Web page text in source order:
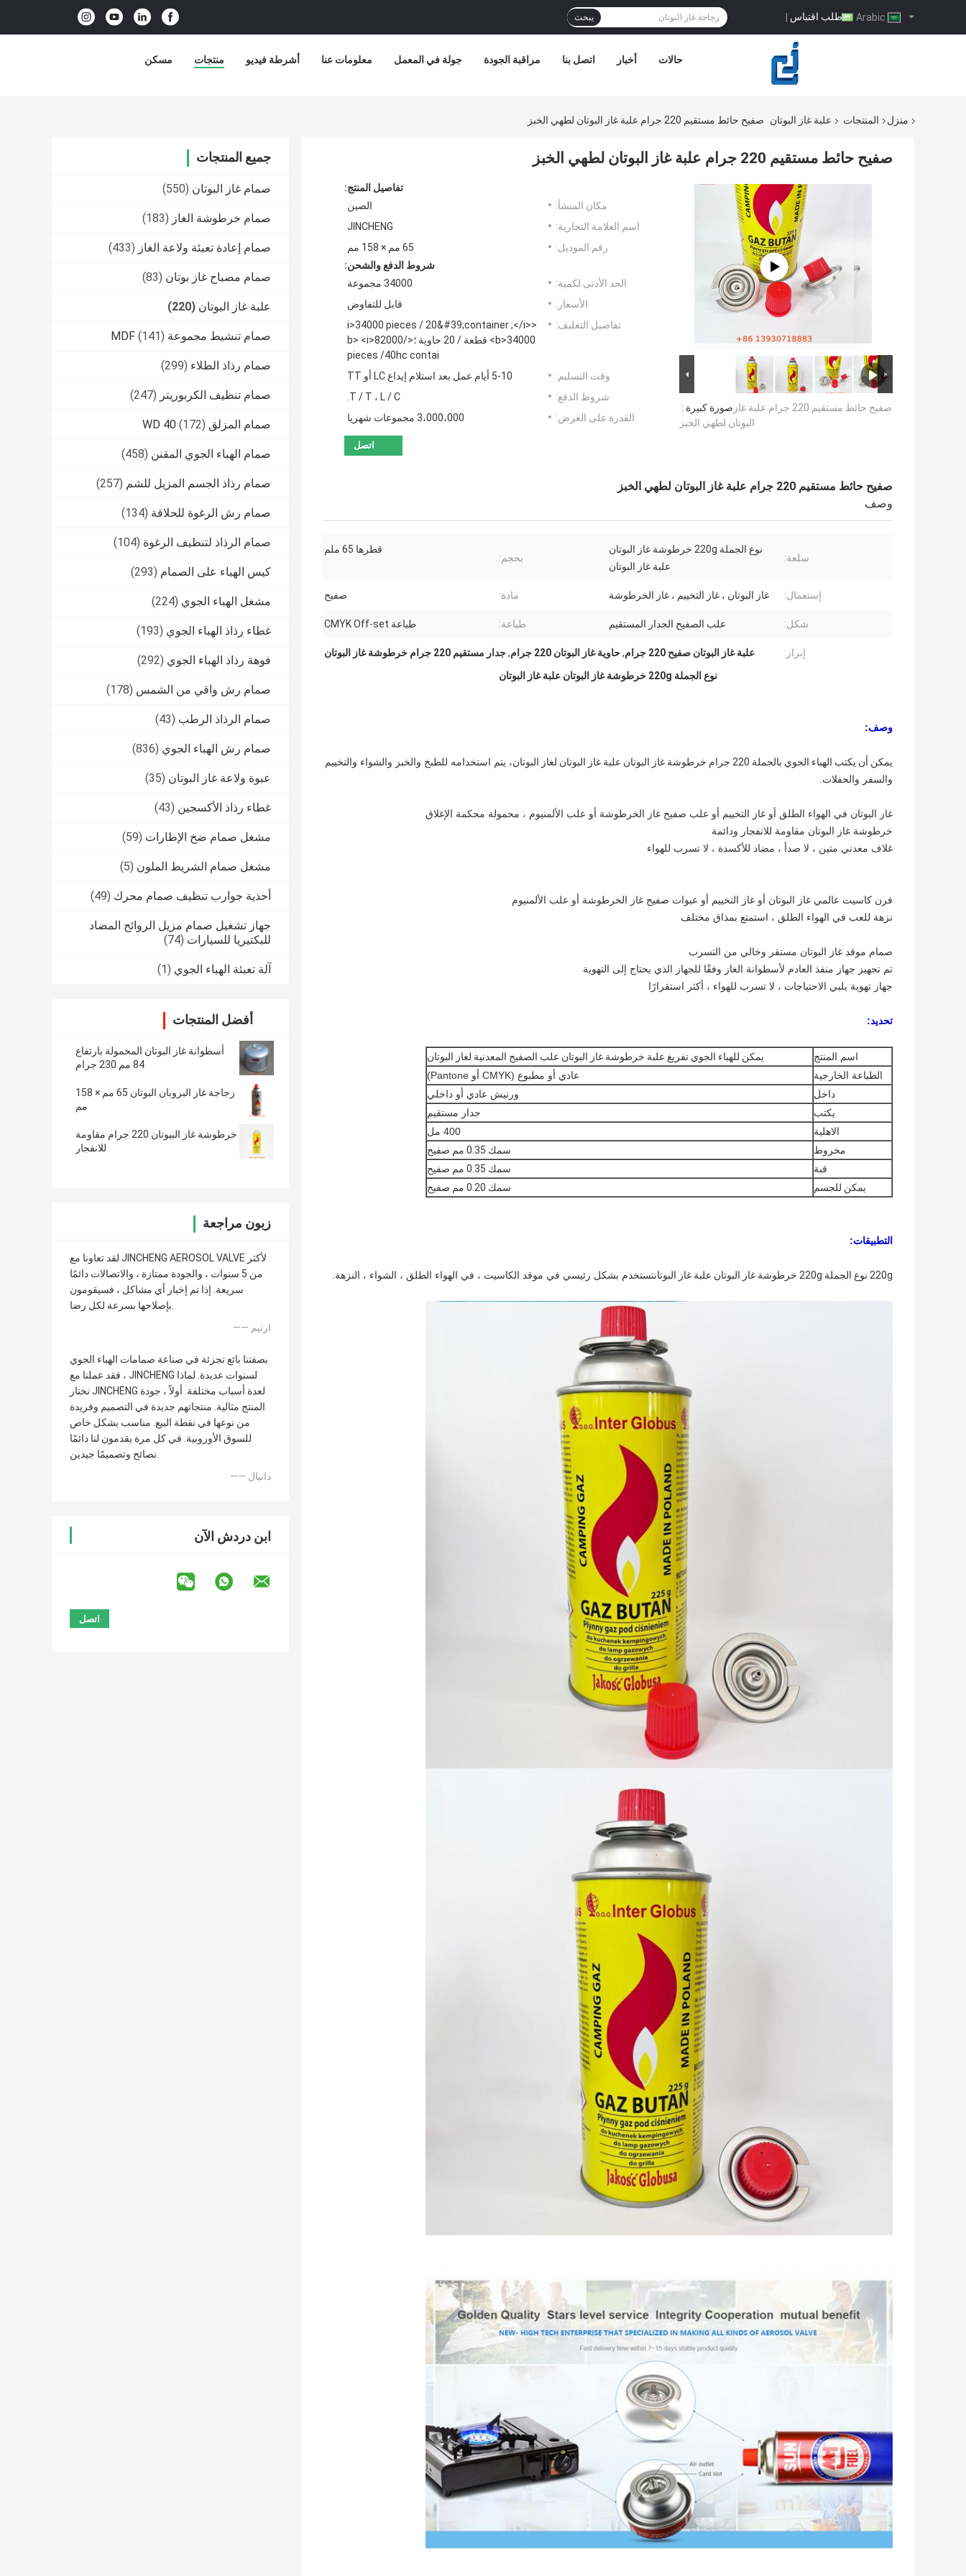
طلب اقتباس | يبحث
مسكن منتجات أشرطة فيديو معلومات عنا جولة في المعمل مراقبة الجودة اتصل بنا أخبار حالات
منزل المنتجات علبة غاز البوتان صفيح حائط مستقيم 220 جرام علبة غاز البوتان لطهي الخبز
جميع المنتجات
صمام غاز البوتان (550)
صمام خرطوشة الغاز (183)
صمام إعادة تعبئة ولاعة الغاز (433)
صمام مصباح غاز بوتان (83)
علبة غاز البوتان (220)
صمام تنشيط مجموعة MDF (141)
صمام رذاذ الطلاء (299)
صمام تنظيف الكربوريتر (247)
صمام المزلق WD 40 (172)
صمام الهباء الجوي المقنن (458)
صمام رذاذ الجسم المزيل للشم (257)
صمام رش الرغوة للحلاقة (134)
صمام الرذاذ لتنظيف الرغوة (104)
كيس الهباء على الصمام (293)
مشغل الهباء الجوي (224)
غطاء رذاذ الهباء الجوي (193)
فوهة رذاذ الهباء الجوي (292)
صمام رش واقي من الشمس (178)
صمام الرذاذ الرطب (43)
صمام رش الهباء الجوي (836)
عبوة ولاعة غاز البوتان (35)
غطاء رذاذ الأكسجين (43)
مشغل صمام ضخ الإطارات (59)
مشغل صمام الشريط الملون (5)
أحذية جوارب تنظيف صمام محرك (49)
جهاز تشغيل صمام مزيل الروائح المضاد
للبكتيريا للسيارات (74)
آلة تعبئة الهباء الجوي (1)
أفضل المنتجات
أسطوانة غاز البوتان المحمولة بارتفاع
84 مم 230 جرام
زجاجة غاز البروبان البوتان 65 مم × 158
مم
خرطوشة غاز البيوتان 220 جرام مقاومة
للانفجار
زبون مراجعة
لقد تعاونا مع JINCHENG AEROSOL VALVE لأكثر
من 5 سنوات ، والجودة ممتازة ، والاتصالات دائمًا
سريعة. إذا تم إخبار أي مشاكل ، فسيقومون
بإصلاحها بسرعة لكل رضا.
—— ارتيم
بصفتنا بائع تجزئة في صناعة صمامات الهباء الجوي
، فقد عملنا مع JINCHENG لسنوات عديدة. لماذا
نختار JINCHENG لعدة أسباب مختلفة. أولاً ، جودة
المنتج مثالية. منتجاتهم جديدة في التصميم وفريدة
من نوعها في نقطة البيع. مناسب بشكل خاص
للسوق الأوروبية. في كل مرة يقدمون لنا دائمًا
نصائح وتصميمًا جيدين.
—— دانيال
ابن دردش الآن
صفيح حائط مستقيم 220 جرام علبة غاز البوتان لطهي الخبز
صورة كبيرة : صفيح حائط مستقيم 220 جرام علبة غاز
البوتان لطهي الخبز
تفاصيل المنتج:
مكان المنشأ:
الصين
اسم العلامة التجارية:
JINCHENG
رقم الموديل:
65 مم × 158 مم
شروط الدفع والشحن:
الحد الأدنى لكمية:
34000 مجموعة
الأسعار:
قابل للتفاوض
تفاصيل التغليف:
<i>34000 pieces / 20&#39;container ;</i>
<b>34000 قطعة / 20 حاوية ؛</b> <i>82000
pieces /40hc contai
وقت التسليم:
5-10 أيام عمل بعد استلام إيداع LC أو TT
شروط الدفع:
T / T ، L / C.
القدرة على العرض:
3،000،000 مجموعات شهريا
اتصل
صفيح حائط مستقيم 220 جرام علبة غاز البوتان لطهي الخبز
وصف
سلعة:
نوع الجملة 220g خرطوشة غاز البوتان
علبة غاز البوتان
بحجم:
قطرها 65 ملم
إستعمال: غاز البوتان ، غاز التخييم ، غاز الخرطوشة مادة: صفيح
شكل: علب الصفيح الجدار المستقيم طباعة: طباعة CMYK Off-set
إبراز: علبة غاز البوتان صفيح 220 جرام ,حاوية غاز البوتان 220 جرام ,جدار مستقيم 220 جرام خرطوشة غاز البوتان
نوع الجملة 220g خرطوشة غاز البوتان علبة غاز البوتان
وصف:
يمكن أن يكتب الهباء الجوي بالجملة 220 جرام خرطوشة غاز البوتان علبة غاز البوتان لغاز البوتان
، يتم استخدامه للطبخ والخبز والشواء والتخييم
والسفر والحفلات.
غاز البوتان في الهواء الطلق أو غاز التخييم أو علب صفيح غاز الخرطوشة أو علب الألمنيوم ، محمولة محكمة الإغلاق
خرطوشة غاز البوتان مقاومة للانفجار ودائمة
غلاف معدني متين ، لا صدأ ، مضاد للأكسدة ، لا تسرب للهواء
فرن كاسيت عالمي غاز البوتان أو غاز التخييم أو عبوات صفيح غاز الخرطوشة أو علب الألمنيوم
نزهة للعب في الهواء الطلق ، استمتع بمذاق مختلف
صمام موقد غاز البوتان مستقر وخالي من التسرب
تم تجهيز جهاز منفذ العادم لأسطوانة الغاز وفقًا للجهاز الذي يحتاج إلى التهوية
جهاز تهوية يلبي الاحتياجات ، لا تسرب للهواء ، أكثر استقرارًا
تحديد:
اسم المنتج
يمكن للهباء الجوي تفريغ علبة خرطوشة غاز البوتان علب الصفيح المعدنية لغاز البوتان
الطباعة الخارجية
عادي أو مطبوع (CMYK أو Pantone)
داخل
ورنيش عادي أو داخلي
يكتب
جدار مستقيم
الاهلية
400 مل
مخروط
سمك 0.35 مم صفيح
قبة
سمك 0.35 مم صفيح
يمكن للجسم
سمك 0.20 مم صفيح
التطبيقات:
220g نوع الجملة 220g خرطوشة غاز البوتان علبة غاز البوتان تستخدم بشكل رئيسي في موقد الكاسيت ، في الهواء الطلق ، الشواء ، النزهة.